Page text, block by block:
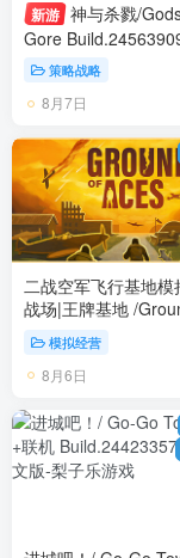
新游 神与杀戮/
Gore Build.24563909 免安装
中文版
策略战略
8月7日
二战空军飞行基地
战场|王牌基地 /
中文版
模拟经营
8月6日